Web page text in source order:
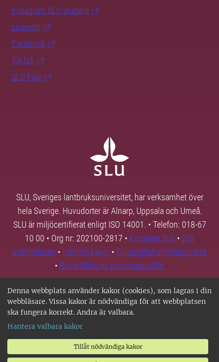
Denna webbplats använder kakor (cookies), som lagras i din
webbläsare. Vissa kakor är nödvändiga för att webbplatsen
ska fungera korrekt. Andra är valbara.
Hantera valbara kakor
Tillåt nödvändiga kakor
Instagram SLU.student
LinkedIn
Facebook
TikTok
SLU Play
SLU, Sveriges lantbruksuniversitet, har verksamhet över
hela Sverige. Huvudorter är Alnarp, Uppsala och Umeå.
SLU är miljöcertifierat enligt ISO 14001. • Telefon: 018-67
10 00 • Org nr: 202100-2817 • Kontakta SLU • Om
webbplatsen • Hantera kakor • Tillgänglighetsredogörelse
• Behandling av personuppgifter